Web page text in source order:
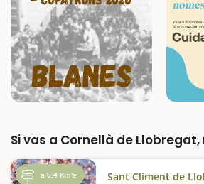
Si vas a Cornellà de
a 6,4 Km's Sant Climent de